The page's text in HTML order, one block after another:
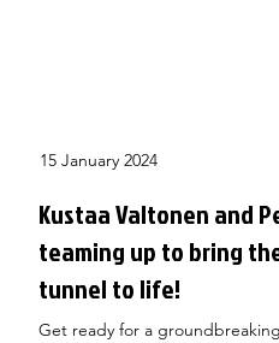
15 January 2024
Kustaa Valtonen and
teaming up to bring
tunnel to life!
Get ready for a